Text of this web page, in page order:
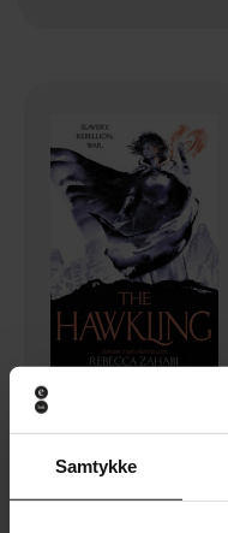
Samtykke
118,-
The Hawkling
Rebecca Zahabi